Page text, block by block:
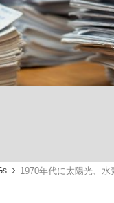
る。でも…」本田圭佑が
1970年代に太陽光、